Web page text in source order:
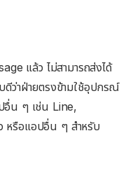
แล้ว ไม่สามารถส่งได้
ดีว่าฝ่ายตรงข้ามใช้อุปกรณ์
อื่น ๆ เช่น Line,
รือแอปอื่น ๆ สำหรับ